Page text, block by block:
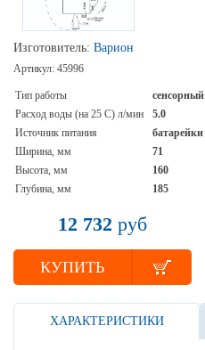
Изготовитель: Варион
Артикул: 45996
Тип работы
сенсорный
Расход воды (на 25 С) л/мин
5.0
Источник питания
батарейки
Ширина, мм
71
Высота, мм
160
Глубина, мм
185
12 732 руб
КУПИТЬ
ХАРАКТЕРИСТИКИ